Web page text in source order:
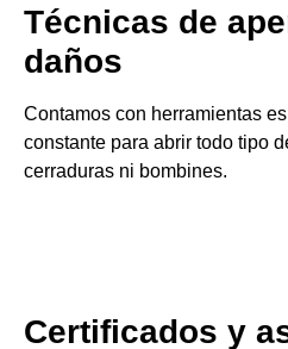
Técnicas de
daños
Contamos con herramientas
constante para abrir todo tipo
cerraduras ni bombines.
Certificados y